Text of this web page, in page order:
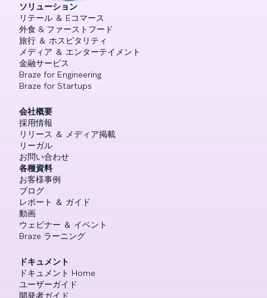
ソリューション
リテール ＆ Eコマース
外食 & ファーストフード
旅行 ＆ ホスピタリティ
メディア ＆ エンターテイメント
金融サービス
Braze for Engineering
Braze for Startups
会社概要
採用情報
リリース ＆ メディア掲載
リーガル
お問い合わせ
各種資料
お客様事例
ブログ
レポート ＆ ガイド
動画
ウェビナー ＆ イベント
Braze ラーニング
ドキュメント
ドキュメント Home
ユーザーガイド
開発者ガイド